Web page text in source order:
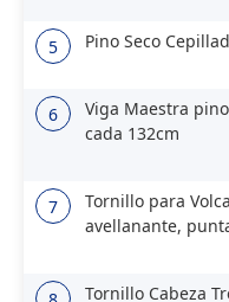
5 Pino Seco
6
Viga Maestra
cada 132cm
7
Tornillo para
avellanante,
Tornillo Cabeza